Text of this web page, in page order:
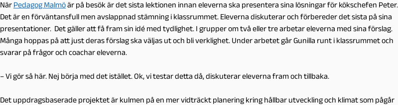
När Pedagog Malmöär på besök är det sista lektionen innan eleverna ska presentera sina lösningar för kökschefen Peter.
Det är en förväntansfull men avslappnad stämning i klassrummet. Eleverna diskuterar och förbereder det sista på sina
presentationer. Det gäller att få fram sin idé med tydlighet. I grupper om två eller tre arbetar eleverna med sina förslag.
Många hoppas på att just deras förslag ska väljas ut och bli verklighet. Under arbetet går Gunilla runt i klassrummet och
svarar på frågor och coachar eleverna.
– Vi gör så här. Nej börja med det istället. Ok, vi testar detta då, diskuterar eleverna fram och tillbaka.
Det uppdragsbaserade projektet är kulmen på en mer vidträckt planering kring hållbar utveckling och klimat som pågår